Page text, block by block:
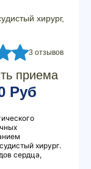
хирург,
3 отзывов
приема
Руб
хирург.
сердца,